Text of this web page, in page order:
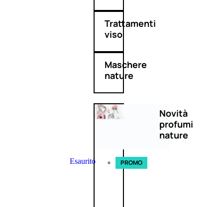
Trattamenti
viso
Maschere
nature
Novità
profumi
nature
Esaurito PROMO